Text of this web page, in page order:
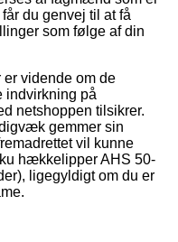
du genvej til at få
som følge af din
vidende om de
indvirkning på
netshoppen tilsikrer.
gemmer sin
vil kunne
hækkelipper AHS 50-
ligegyldigt om du er